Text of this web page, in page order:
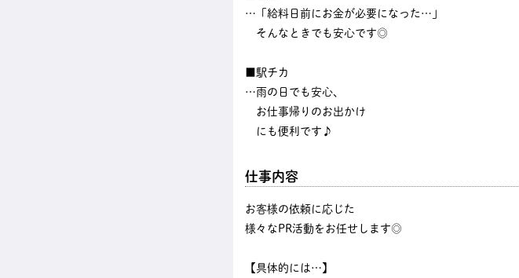
…「給料日前にお金が必要になった…」
そんなときでも安心です◎
■駅チカ
…雨の日でも安心、
お仕事帰りのお出かけ
にも便利です♪
仕事内容
お客様の依頼に応じた
様々なPR活動をお任せします◎
【具体的には…】